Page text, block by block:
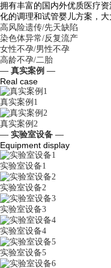
拥有丰富的国内外优质医疗
化的调理和试管婴儿方案，
高风险遗传/先天缺陷
染色体异常/反复流产
女性不孕/男性不孕
高龄不孕/二胎
— 真实案例 —
Real case
真实案例1
真实案例2
— 实验室设备 —
Equipment display
实验室设备1
实验室设备2
实验室设备3
实验室设备4
实验室设备5